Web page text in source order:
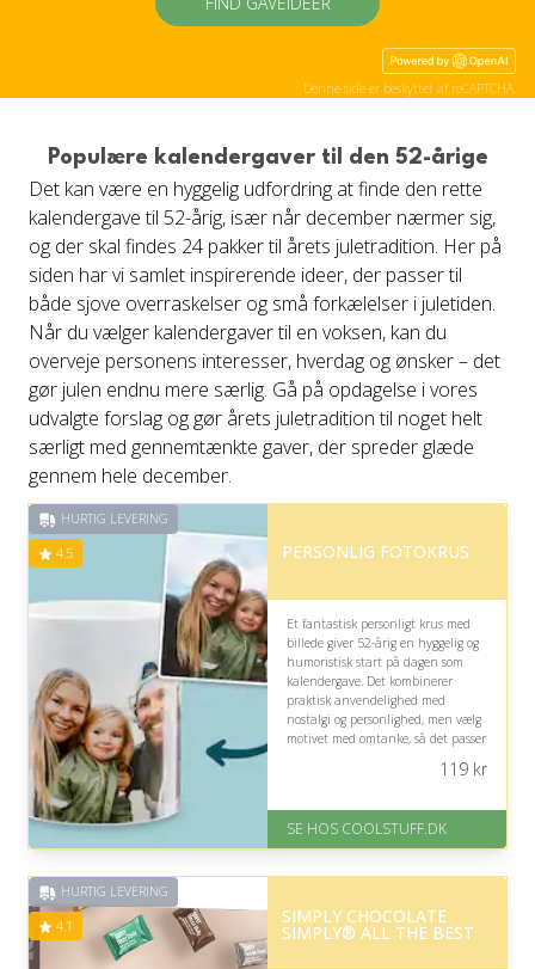
Denne side er beskyttet af reCAPTCHA.
Populære kalendergaver til den 52-årige
Det kan være en hyggelig udfordring at finde den rette
kalendergave til 52-årig, især når december nærmer sig,
og der skal findes 24 pakker til årets juletradition. Her på
siden har vi samlet inspirerende ideer, der passer til
både sjove overraskelser og små forkælelser i juletiden.
Når du vælger kalendergaver til en voksen, kan du
overveje personens interesser, hverdag og ønsker – det
gør julen endnu mere særlig. Gå på opdagelse i vores
udvalgte forslag og gør årets juletradition til noget helt
særligt med gennemtænkte gaver, der spreder glæde
gennem hele december.
HURTIG LEVERING
4.5 PERSONLIG FOTOKRUS
Et fantastisk personligt krus med
billede giver 52-årig en hyggelig og
humoristisk start på dagen som
kalendergave. Det kombinerer
praktisk anvendelighed med
nostalgi og personlighed, men vælg
motivet med omtanke, så det passer
På lager
Levering: Standard leveringstid
Fremragende Trustpilot rating
119kr
SE HOS COOLSTUFF.DK
HURTIG LEVERING
4.1 SIMPLY CHOCOLATE
SIMPLY® ALL THE BEST